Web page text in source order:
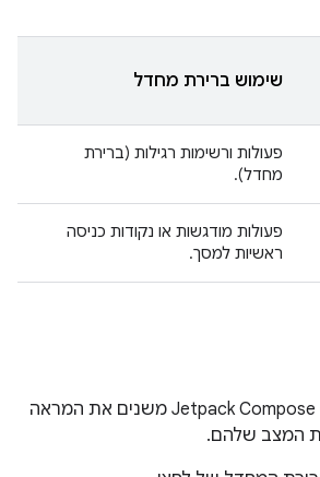
שימוש ברירת מחדל
פעולות ורשימות רגילות (ברירת
מחדל).
פעולות מודגשות או נקודות כניסה
ראשיות למסך.
הלחצנים ב-Jetpack Compose Glimmer משנים את המראה
המצב שלהם.